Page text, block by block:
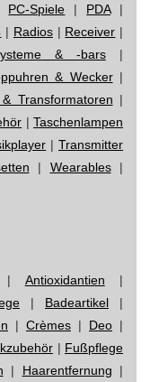
PC-Spiele | PDA|
| Radios| Receiver |
& -bars|
& Wecker|
Transformatoren |
| Taschenlampen
| Transmitter
| Wearables|
| Antioxidantien |
| Badeartikel |
| Crèmes | Deo |
| Fußpflege
| Haarentfernung |